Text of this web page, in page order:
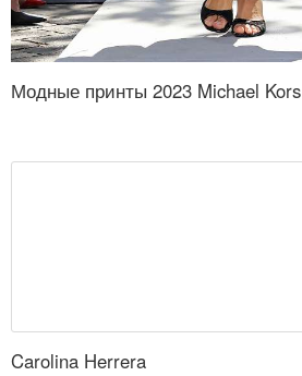
Модные принты 2023 Michael Kors
Carolina Herrera